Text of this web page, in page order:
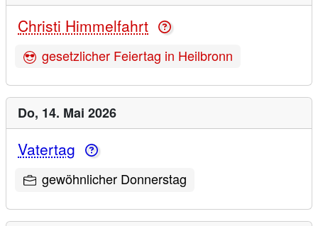
Christi Himmelfahrt
gesetzlicher Feiertag in Heilbronn
Do, 14. Mai 2026
Vatertag
gewöhnlicher Donnerstag